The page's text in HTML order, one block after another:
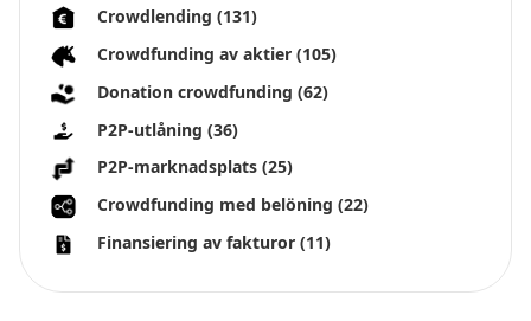
Crowdlending (131)
Crowdfunding av aktier (105)
Donation crowdfunding (62)
P2P-utlåning (36)
P2P-marknadsplats (25)
Crowdfunding med belöning (22)
Finansiering av fakturor (11)